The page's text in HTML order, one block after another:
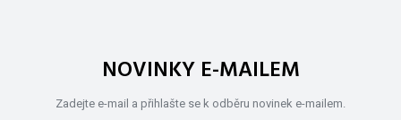
NOVINKY E-MAILEM
Zadejte e-mail a přihlašte se k odběru novinek e-mailem.